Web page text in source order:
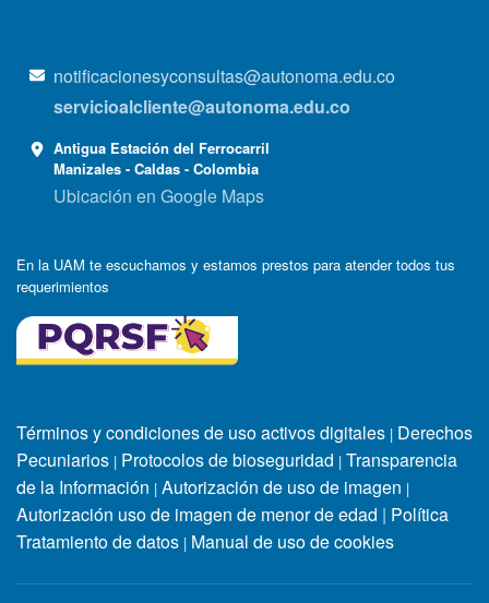
notificacionesyconsultas@autonoma.edu.co
servicioalcliente@autonoma.edu.co
Antigua Estación del Ferrocarril
Manizales - Caldas - Colombia
Ubicación en Google Maps
En la UAM te escuchamos y estamos prestos para atender todos tus
requerimientos
Términos y condiciones de uso activos digitales | Derechos
Pecuniarios | Protocolos de bioseguridad | Transparencia
de la Información | Autorización de uso de imagen |
Autorización uso de imagen de menor de edad | Política
Tratamiento de datos | Manual de uso de cookies